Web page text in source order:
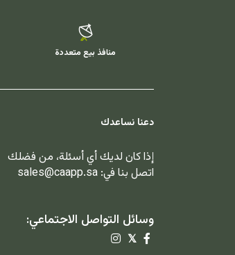
منافذ بيع متعددة
دعنا نساعدك
إذا كان لديك أي أسئلة، من فضلك
اتصل بنا في: sales@caapp.sa
وسائل التواصل الاجتماعي:
𝕏